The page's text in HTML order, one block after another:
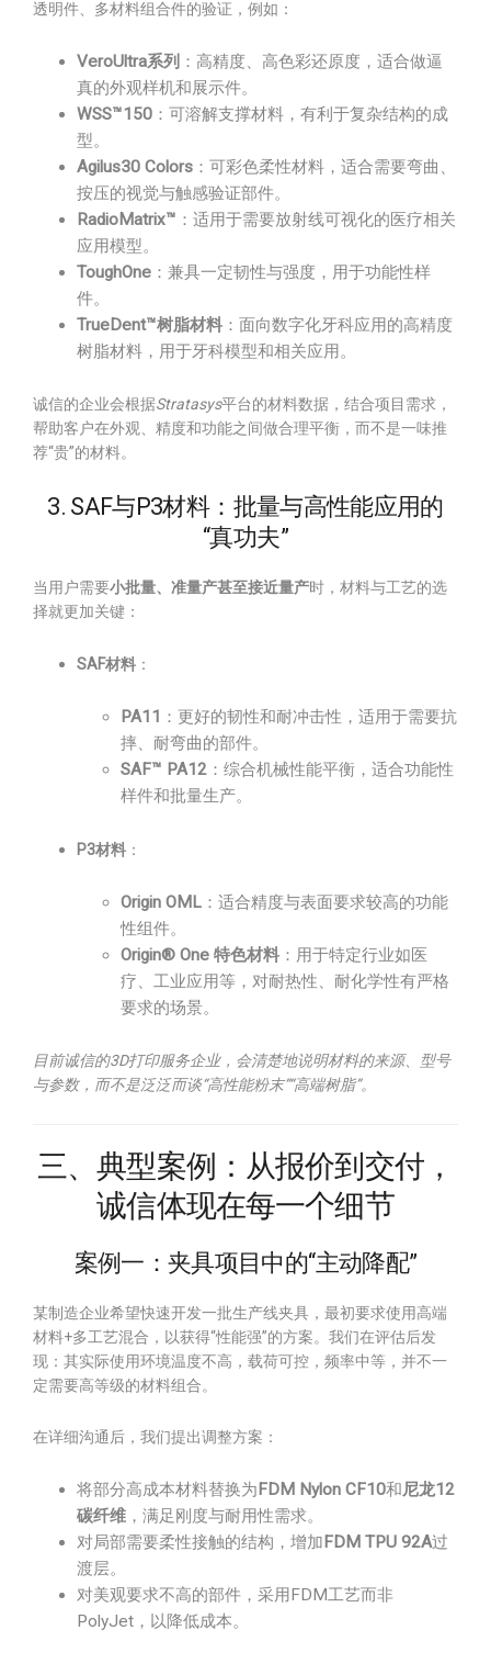
透明件、多材料组合件的验证，例如：
VeroUltra系列 ：高精度、高色彩还原度，适合做逼
真的外观样机和展示件。
WSS™150 ：可溶解支撑材料，有利于复杂结构的成
型。
Agilus30 Colors ：可彩色柔性材料，适合需要弯曲、
按压的视觉与触感验证部件。
RadioMatrix™ ：适用于需要放射线可视化的医疗相关
应用模型。
ToughOne ：兼具一定韧性与强度，用于功能性样
件。
TrueDent™树脂材料 ：面向数字化牙科应用的高精度
树脂材料，用于牙科模型和相关应用。
诚信的企业会根据Stratasys平台的材料数据，结合项目需求，
帮助客户在外观、精度和功能之间做合理平衡，而不是一味推
荐“贵”的材料。
3. SAF与P3材料：批量与高性能应用的
“真功夫”
当用户需要小批量、准量产甚至接近量产时，材料与工艺的选
择就更加关键：
SAF材料 ：
PA11 ：更好的韧性和耐冲击性，适用于需要抗
摔、耐弯曲的部件。
SAF™ PA12 ：综合机械性能平衡，适合功能性
样件和批量生产。
P3材料 ：
Origin OML ：适合精度与表面要求较高的功能
性组件。
Origin® One 特色材料 ：用于特定行业如医
疗、工业应用等，对耐热性、耐化学性有严格
要求的场景。
目前诚信的3D打印服务企业，会清楚地说明材料的来源、型号
与参数，而不是泛泛而谈“高性能粉末”“高端树脂”。
三、典型案例：从报价到交付，
诚信体现在每一个细节
案例一：夹具项目中的“主动降配”
某制造企业希望快速开发一批生产线夹具，最初要求使用高端
材料+多工艺混合，以获得“性能强”的方案。我们在评估后发
现：其实际使用环境温度不高，载荷可控，频率中等，并不一
定需要高等级的材料组合。
在详细沟通后，我们提出调整方案：
将部分高成本材料替换为FDM Nylon CF10和尼龙12
碳纤维 ，满足刚度与耐用性需求。
对局部需要柔性接触的结构，增加FDM TPU 92A过
渡层。
对美观要求不高的部件，采用FDM工艺而非
PolyJet，以降低成本。